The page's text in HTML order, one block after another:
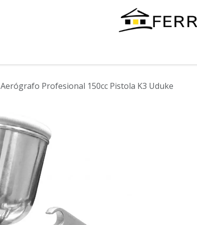
Aerógrafo Profesional 150cc Pistola K3 Uduke